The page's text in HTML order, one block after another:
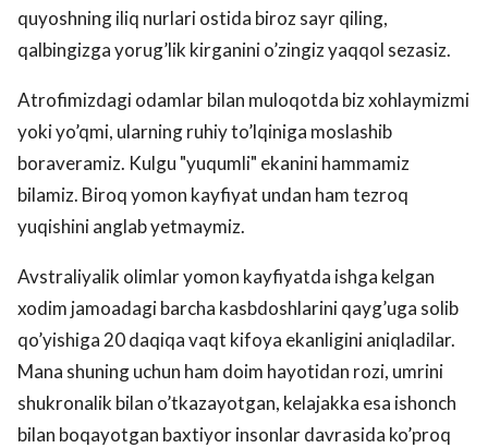
quyoshning iliq nurlari ostida biroz sayr qiling,
qalbingizga yorug’lik kirganini o’zingiz yaqqol sezasiz.
Atrofimizdagi odamlar bilan muloqotda biz xohlaymizmi
yoki yo’qmi, ularning ruhiy to’lqiniga moslashib
boraveramiz. Kulgu "yuqumli" ekanini hammamiz
bilamiz. Biroq yomon kayfiyat undan ham tezroq
yuqishini anglab yetmaymiz.
Avstraliyalik olimlar yomon kayfiyatda ishga kelgan
xodim jamoadagi barcha kasbdoshlarini qayg’uga solib
qo’yishiga 20 daqiqa vaqt kifoya ekanligini aniqladilar.
Mana shuning uchun ham doim hayotidan rozi, umrini
shukronalik bilan o’tkazayotgan, kelajakka esa ishonch
bilan boqayotgan baxtiyor insonlar davrasida ko’proq